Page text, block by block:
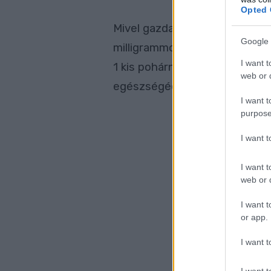
Opted
Google
I want
web or
I want
I want
I want
web or
I want
or app.
I want
Mivel gazdag kalciumban,
milligrammot kellene bevinni
1 kis pohárnyi
egészségéért.